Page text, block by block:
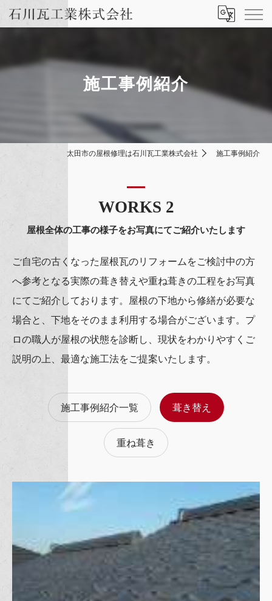
施工事例紹介
太田市の屋根修理は石川瓦工業株式会社 施工事例紹介
WORKS 2
屋根全体の工事の様子をお写真にてご紹介いたします
ご自宅の古くなった屋根瓦のリフォームをご検討中の方
へ参考となる実際の葺き替えや重ね葺きの工程をお写真
にてご紹介しております。屋根の下地から修繕が必要な
場合と、下地をそのまま利用する場合がございます。プ
ロの職人が屋根の状態を診断し、現状をわかりやすくご
説明の上、最適な施工法をご提案いたします。
施工事例紹介一覧 葺き替え
重ね葺き